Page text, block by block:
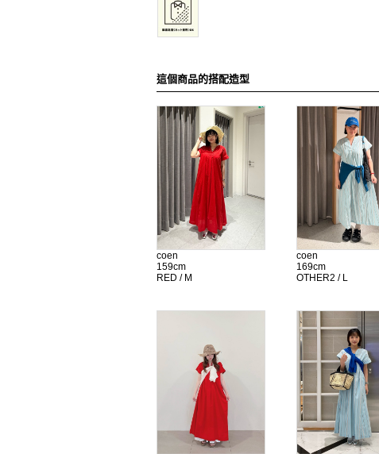
這個商品的搭配造型
coen
159cm
RED / M
coen
169cm
OTHER2 / L